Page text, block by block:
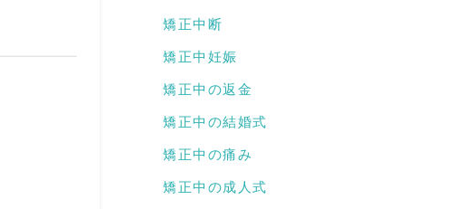
矯正中断
矯正中妊娠
矯正中の返金
矯正中の結婚式
矯正中の痛み
矯正中の成人式